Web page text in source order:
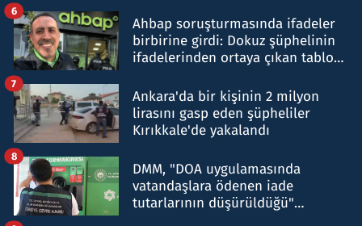
Ahbap soruşturmasında ifadeler
birbirine girdi: Dokuz şüphelinin
ifadelerinden ortaya çıkan tablo
6
Ankara'da bir kişinin 2 milyon
lirasını gasp eden şüpheliler
Kırıkkale'de yakalandı
7
DMM, "DOA uygulamasında
vatandaşlara ödenen iade
tutarlarının düşürüldüğü"
8